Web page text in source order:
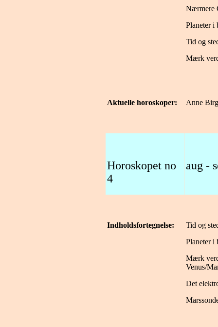
Nærmere
Planeter i
Tid og
Mærk
Aktuelle horoskoper: Anne
Horoskopet no
4
aug -
Indholdsfortegnelse:
Tid og
Planeter i
Mærk
Venus/
Det